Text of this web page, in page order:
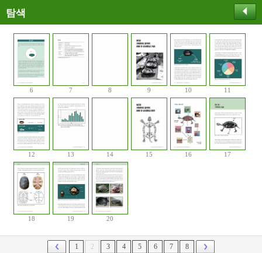
탐색
6 7 8 9 10 11
12 13 14 15 16 17
18 19 20
1 2 3 4 5 6 7 8